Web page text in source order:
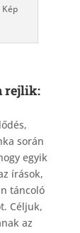
rejlik:
során
egyik
írások,
táncoló
Céljuk,
az